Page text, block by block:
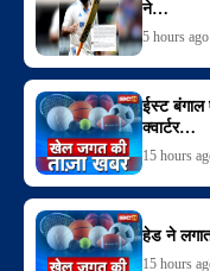
ने…
5 hours ago
ईस्ट बंगाल
क्वार्टर…
15 hours
हेड ने
15 hours